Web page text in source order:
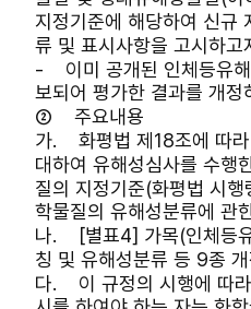
지정기준에 해당하여 신규
류 및 표시사항을 고시하고
- 이미 공개된 인체등유해
보되어 평가한 결과를 개정
② 주요내용
가. 화평법 제18조에 따라
대하여 유해성심사를 수행
질의 지정기준(화평법 시
학물질의 유해성분류에 관
나. [별표4] 가목(인체등
칭 및 유해성분류 등 9종 개
다. 이 규정의 시행에 따